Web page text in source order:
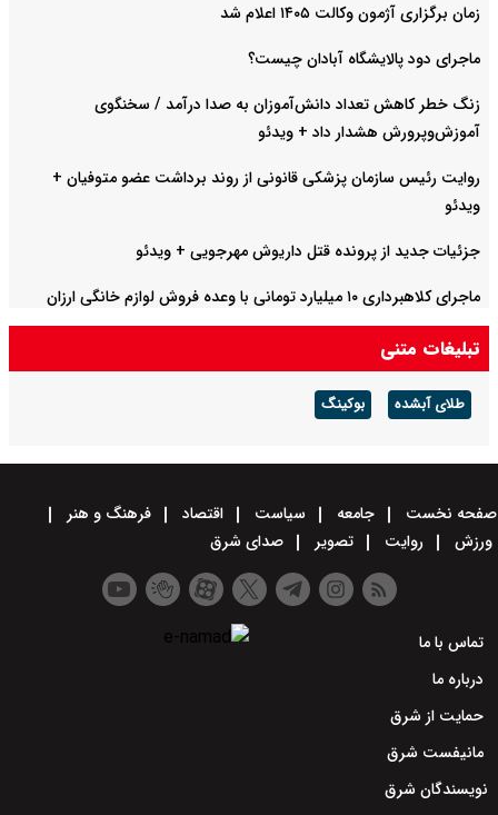
زمان برگزاری آژمون وکالت ۱۴۰۵ اعلام شد
ماجرای دود پالایشگاه آبادان چیست؟
زنگ خطر کاهش تعداد دانش‌آموزان به صدا درآمد / سخنگوی
آموزش‌وپرورش هشدار داد +‌ ویدئو
روایت رئیس سازمان پزشکی قانونی از روند برداشت عضو متوفیان +
ویدئو
جزئیات جدید از پرونده قتل داریوش مهرجویی + ویدئو
ماجرای کلاهبرداری ۱۰ میلیارد تومانی با وعده فروش لوازم خانگی ارزان
تبلیغات متنی
طلای آبشده بوکینگ
صفحه نخست جامعه سیاست اقتصاد
فرهنگ و هنر
ورزش
روایت تصویر صدای شرق
تماس با ما
درباره ما
حمایت از شرق
مانیفست شرق
نویسندگان شرق